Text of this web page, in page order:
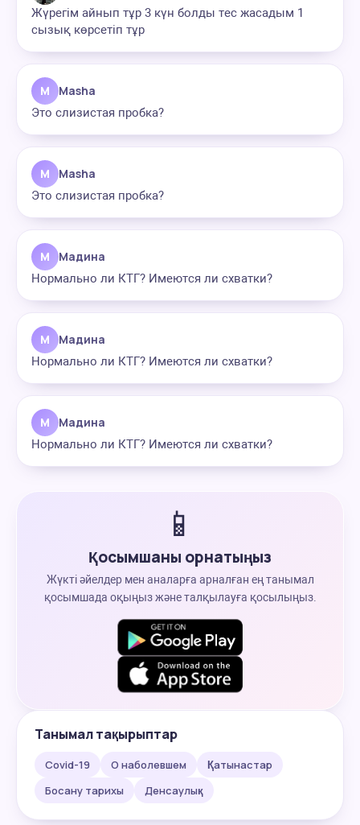
Жүрегім айнып тұр 3 күн болды тес жасадым 1
сызық көрсетіп тұр
M Masha
Это слизистая пробка?
M Masha
Это слизистая пробка?
М Мадина
Нормально ли КТГ? Имеются ли схватки?
М Мадина
Нормально ли КТГ? Имеются ли схватки?
М Мадина
Нормально ли КТГ? Имеются ли схватки?
📱
Қосымшаны орнатыңыз
Жүкті әйелдер мен аналарға арналған ең танымал
қосымшада оқыңыз және талқылауға қосылыңыз.
Танымал тақырыптар
Covid-19 О наболевшем
Қатынастар
Босану тарихы
Денсаулық